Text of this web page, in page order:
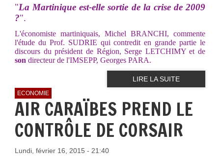
"La Martinique est-elle sortie de la crise de 2009
?".
L'économiste martiniquais, Michel BRANCHI, commente
l'étude du Prof. SUDRIE qui contredit en grande partie le
discours du président de Région, Serge LETCHIMY et de
son directeur de l'IMSEPP, Georges PARA.
LIRE LA SUITE
ECONOMIE
AIR CARAÏBES PREND LE
CONTRÔLE DE CORSAIR
Lundi, février 16, 2015 - 21:40